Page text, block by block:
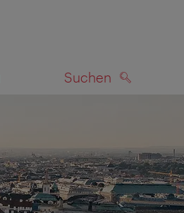
Suchen